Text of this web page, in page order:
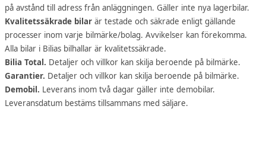
på avstånd till adress från anläggningen. Gäller inte nya lagerbilar.
Kvalitetssäkrade bilar är testade och säkrade enligt gällande
processer inom varje bilmärke/bolag. Avvikelser kan förekomma.
Alla bilar i Bilias bilhallar är kvalitetssäkrade.
Bilia Total. Detaljer och villkor kan skilja beroende på bilmärke.
Garantier. Detaljer och villkor kan skilja beroende på bilmärke.
Demobil. Leverans inom två dagar gäller inte demobilar.
Leveransdatum bestäms tillsammans med säljare.